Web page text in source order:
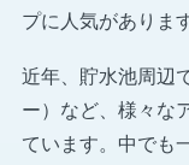
プに人気があります
近年、貯水池周辺
ー）など、様々な
ています。中でも